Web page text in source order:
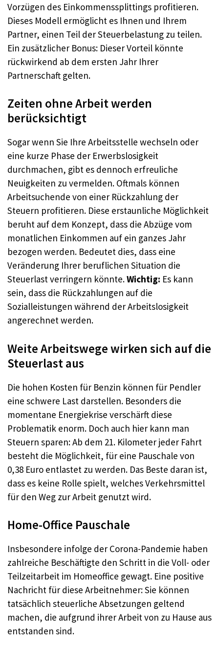
Vorzügen des Einkommenssplittings profitieren.
Dieses Modell ermöglicht es Ihnen und Ihrem
Partner, einen Teil der Steuerbelastung zu teilen.
Ein zusätzlicher Bonus: Dieser Vorteil könnte
rückwirkend ab dem ersten Jahr Ihrer
Partnerschaft gelten.
Zeiten ohne Arbeit werden
berücksichtigt
Sogar wenn Sie Ihre Arbeitsstelle wechseln oder
eine kurze Phase der Erwerbslosigkeit
durchmachen, gibt es dennoch erfreuliche
Neuigkeiten zu vermelden. Oftmals können
Arbeitsuchende von einer Rückzahlung der
Steuern profitieren. Diese erstaunliche Möglichkeit
beruht auf dem Konzept, dass die Abzüge vom
monatlichen Einkommen auf ein ganzes Jahr
bezogen werden. Bedeutet dies, dass eine
Veränderung Ihrer beruflichen Situation die
Steuerlast verringern könnte.Wichtig: Es kann
sein, dass die Rückzahlungen auf die
Sozialleistungen während der Arbeitslosigkeit
angerechnet werden.
Weite Arbeitswege wirken sich auf die
Steuerlast aus
Die hohen Kosten für Benzin können für Pendler
eine schwere Last darstellen. Besonders die
momentane Energiekrise verschärft diese
Problematik enorm. Doch auch hier kann man
Steuern sparen: Ab dem 21. Kilometer jeder Fahrt
besteht die Möglichkeit, für eine Pauschale von
0,38 Euro entlastet zu werden. Das Beste daran ist,
dass es keine Rolle spielt, welches Verkehrsmittel
für den Weg zur Arbeit genutzt wird.
Home-Office Pauschale
Insbesondere infolge der Corona-Pandemie haben
zahlreiche Beschäftigte den Schritt in die Voll- oder
Teilzeitarbeit im Homeoffice gewagt. Eine positive
Nachricht für diese Arbeitnehmer: Sie können
tatsächlich steuerliche Absetzungen geltend
machen, die aufgrund ihrer Arbeit von zu Hause aus
entstanden sind.